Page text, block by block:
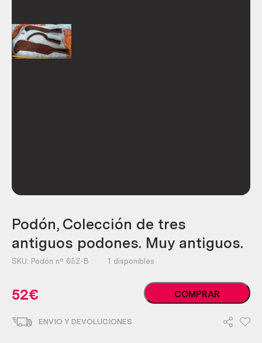
Podón, Colección de tres
antiguos podones. Muy antiguos.
SKU: Podón nº 652-B 1 disponibles
52€
Podón,
Colección
COMPRAR
ENVIO Y DEVOLUCIONES